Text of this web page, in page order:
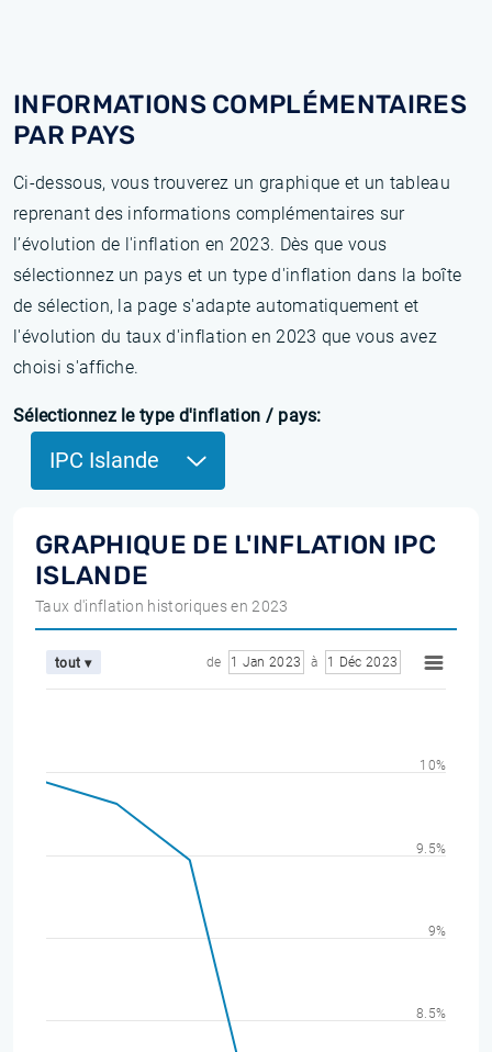
INFORMATIONS COMPLÉMENTAIRES
PAR PAYS
Ci-dessous, vous trouverez un graphique et un tableau
reprenant des informations complémentaires sur
l’évolution de l'inflation en 2023. Dès que vous
sélectionnez un pays et un type d'inflation dans la boîte
de sélection, la page s'adapte automatiquement et
l'évolution du taux d'inflation en 2023 que vous avez
choisi s'affiche.
Sélectionnez le type d'inflation / pays:
IPC Islande
GRAPHIQUE DE L'INFLATION IPC
ISLANDE
Taux d'inflation historiques en 2023
tout ▾ de 1 Jan 2023 à 1 Déc 2023
8.5%
9%
9.5%
10%